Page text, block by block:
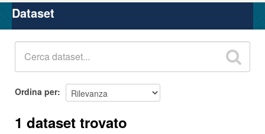
Organizzazioni
Gruppi
Dataset
Ordina per
1 dataset trovato